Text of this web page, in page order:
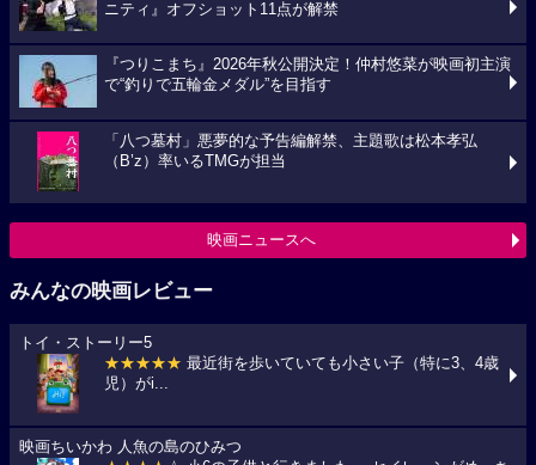
ニティ』オフショット11点が解禁
『つりこまち』2026年秋公開決定！仲村悠菜が映画初主演
で“釣りで五輪金メダル”を目指す
「八つ墓村」悪夢的な予告編解禁、主題歌は松本孝弘
（B’z）率いるTMGが担当
映画ニュースへ
みんなの映画レビュー
トイ・ストーリー5
★★★★★ 最近街を歩いていても小さい子（特に3、4歳
児）がi...
映画ちいかわ 人魚の島のひみつ